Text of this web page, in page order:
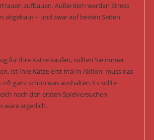
aufbauen. Außerdem werden Stress
abgebaut – und zwar auf beiden Seiten.
für Ihre Katze kaufen, sollten Sie immer
Ist Ihre Katze erst mal in Aktion, muss das
ganz schön was aushalten. Es sollte
nach den ersten Spielversuchen
wäre ärgerlich.